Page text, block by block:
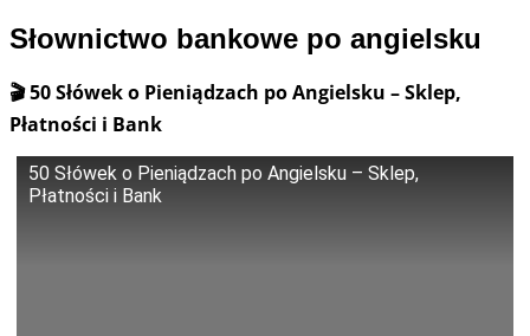
Słownictwo bankowe po angielsku
🎬 50 Słówek o Pieniądzach po Angielsku – Sklep,
Płatności i Bank
50 Słówek o Pieniądzach po Angielsku – Sklep,
Płatności i Bank